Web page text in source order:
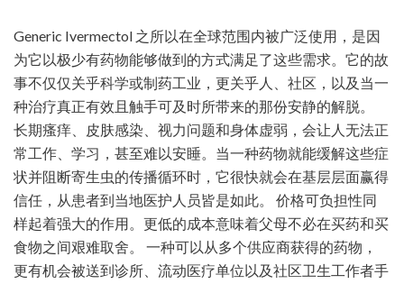
Generic Ivermectol 之所以在全球范围内被广泛使用，是因
为它以极少有药物能够做到的方式满足了这些需求。它的故
事不仅仅关乎科学或制药工业，更关乎人、社区，以及当一
种治疗真正有效且触手可及时所带来的那份安静的解脱。
长期瘙痒、皮肤感染、视力问题和身体虚弱，会让人无法正
常工作、学习，甚至难以安睡。当一种药物就能缓解这些症
状并阻断寄生虫的传播循环时，它很快就会在基层层面赢得
信任，从患者到当地医护人员皆是如此。 价格可负担性同
样起着强大的作用。更低的成本意味着父母不必在买药和买
食物之间艰难取舍。 一种可以从多个供应商获得的药物，
更有机会被送到诊所、流动医疗单位以及社区卫生工作者手